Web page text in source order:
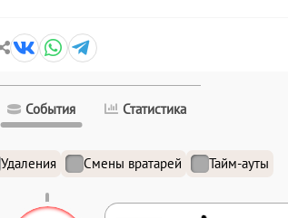
События Статистика
Удаления Смены вратарей Тайм-ауты